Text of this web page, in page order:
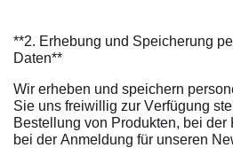
**2. Erhebung und Speicherung
Daten**
Wir erheben und speichern
Sie uns freiwillig zur Verfügung
Bestellung von Produkten, bei der
bei der Anmeldung für unseren